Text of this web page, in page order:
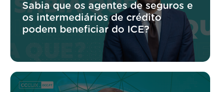
Sabia que os agentes de seguros e
os intermediários de crédito
podem beneficiar do ICE?